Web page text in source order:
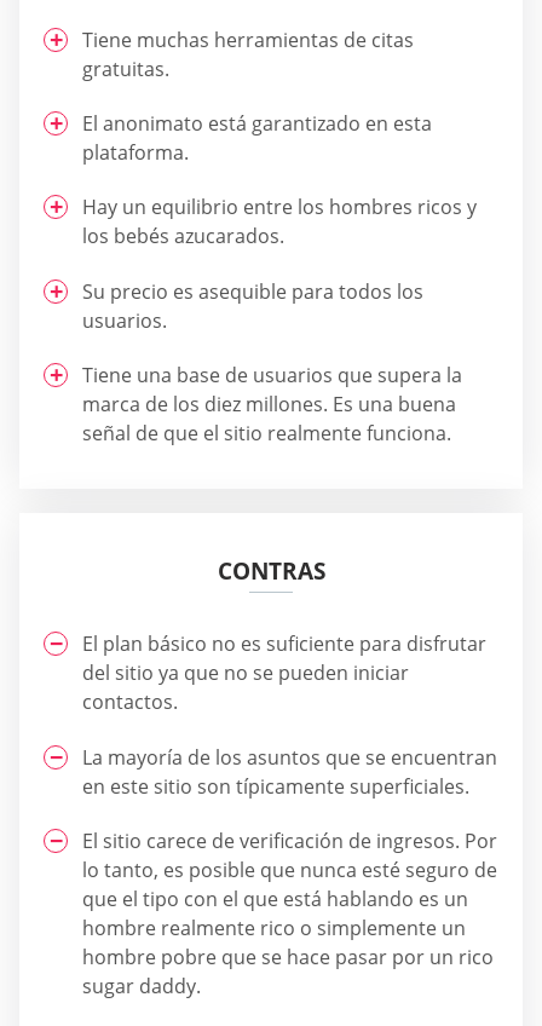
Tiene muchas herramientas de citas
gratuitas.
El anonimato está garantizado en esta
plataforma.
Hay un equilibrio entre los hombres ricos y
los bebés azucarados.
Su precio es asequible para todos los
usuarios.
Tiene una base de usuarios que supera la
marca de los diez millones. Es una buena
señal de que el sitio realmente funciona.
CONTRAS
El plan básico no es suficiente para disfrutar
del sitio ya que no se pueden iniciar
contactos.
La mayoría de los asuntos que se encuentran
en este sitio son típicamente superficiales.
El sitio carece de verificación de ingresos. Por
lo tanto, es posible que nunca esté seguro de
que el tipo con el que está hablando es un
hombre realmente rico o simplemente un
hombre pobre que se hace pasar por un rico
sugar daddy.